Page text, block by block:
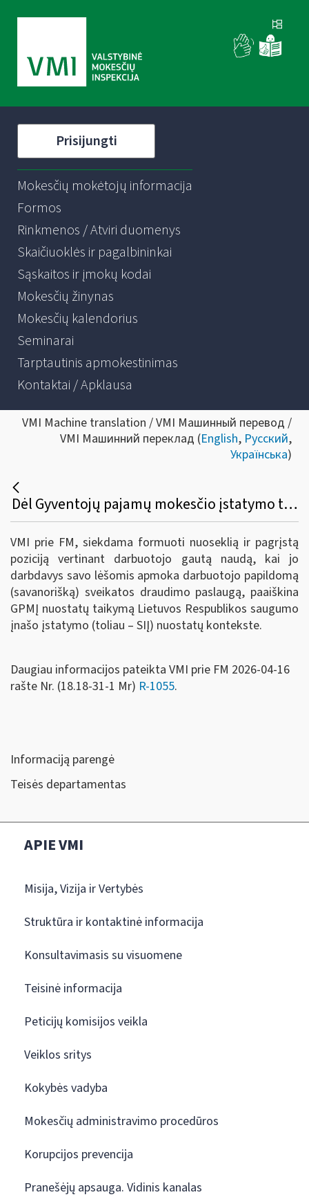
Prisijungti
Mokesčių mokėtojų informacija
Formos
Rinkmenos / Atviri duomenys
Skaičiuoklės ir pagalbininkai
Sąskaitos ir įmokų kodai
Mokesčių žinynas
Mokesčių kalendorius
Seminarai
Tarptautinis apmokestinimas
Kontaktai / Apklausa
VMI Machine translation / VMI Машинный перевод /
VMI Машинний переклад (English, Русский,
Українська)
Dėl Gyventojų pajamų mokesčio įstatymo taikymo apmokestinant darbuotojo gautą naudą darbdavio lėšomis apmokėjus papildomo (savanoriško) sveikatos draudimo paslaugą
VMI prie FM, siekdama formuoti nuoseklią ir pagrįstą
poziciją vertinant darbuotojo gautą naudą, kai jo
darbdavys savo lėšomis apmoka darbuotojo papildomą
(savanorišką) sveikatos draudimo paslaugą, paaiškina
GPMĮ nuostatų taikymą Lietuvos Respublikos saugumo
įnašo įstatymo (toliau – SIĮ) nuostatų kontekste.
Daugiau informacijos pateikta VMI prie FM 2026-04-16
rašte Nr. (18.18-31-1 Mr) R-1055.
Informaciją parengė
Teisės departamentas
APIE VMI
Misija, Vizija ir Vertybės
Struktūra ir kontaktinė informacija
Konsultavimasis su visuomene
Teisinė informacija
Peticijų komisijos veikla
Veiklos sritys
Kokybės vadyba
Mokesčių administravimo procedūros
Korupcijos prevencija
Pranešėjų apsauga. Vidinis kanalas